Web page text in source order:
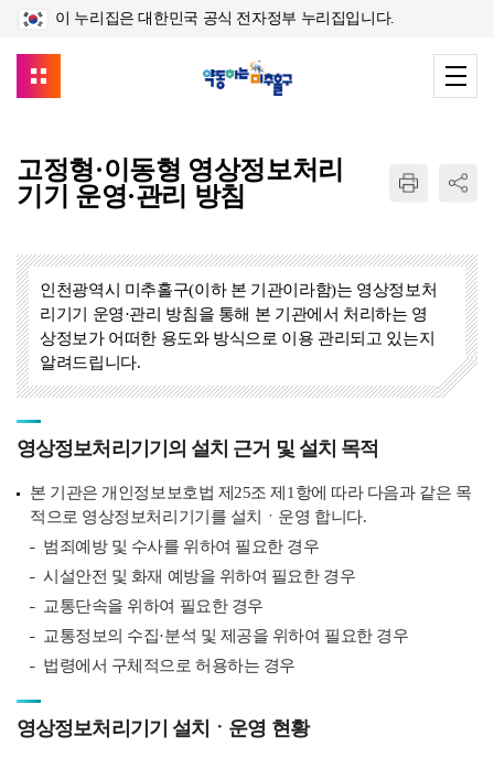
이 누리집은 대한민국 공식 전자정부 누리집입니다.
고정형·이동형 영상정보처리
기기 운영·관리 방침
인천광역시 미추홀구(이하 본 기관이라함)는 영상정보처
리기기 운영·관리 방침을 통해 본 기관에서 처리하는 영
상정보가 어떠한 용도와 방식으로 이용 관리되고 있는지
알려드립니다.
영상정보처리기기의 설치 근거 및 설치 목적
본 기관은 개인정보보호법 제25조 제1항에 따라 다음과 같은 목
적으로 영상정보처리기기를 설치ㆍ운영 합니다.
범죄예방 및 수사를 위하여 필요한 경우
시설안전 및 화재 예방을 위하여 필요한 경우
교통단속을 위하여 필요한 경우
교통정보의 수집·분석 및 제공을 위하여 필요한 경우
법령에서 구체적으로 허용하는 경우
영상정보처리기기 설치ㆍ운영 현황